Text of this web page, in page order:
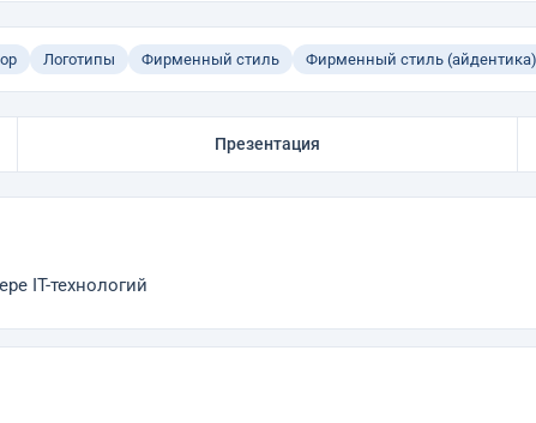
Логотипы Фирменный стиль Фирменный стиль (айдентика)
Презентация
IT-технологий